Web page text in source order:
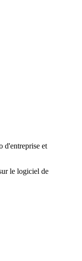
d'entreprise et
le logiciel de